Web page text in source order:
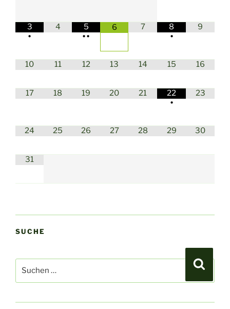
3
•
4
5
••
6 7
8
•
9
10 11 12 13 14 15 16
17 18 19 20 21
22
•
23
24 25 26 27 28 29 30
31
SUCHE
Suchen
nach: